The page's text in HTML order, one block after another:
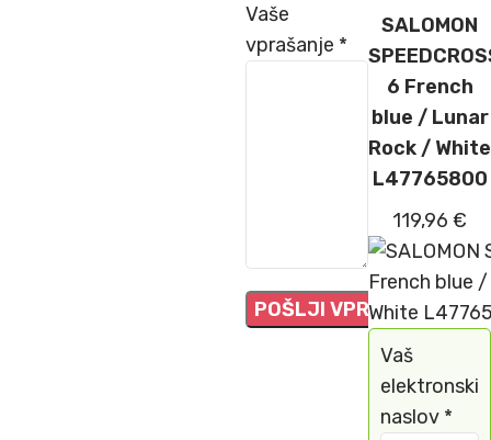
Vaše
vprašanje *
SALOMON
6 French
blue / Lunar
Rock / White
L47765800
119,96 €
Vaš
elektronski
naslov *